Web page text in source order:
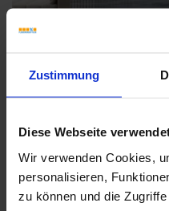
Zustimmung
Diese Webseite
Wir verwenden Cookies,
personalisieren,
zu können und die
Weitere Serien von Sant